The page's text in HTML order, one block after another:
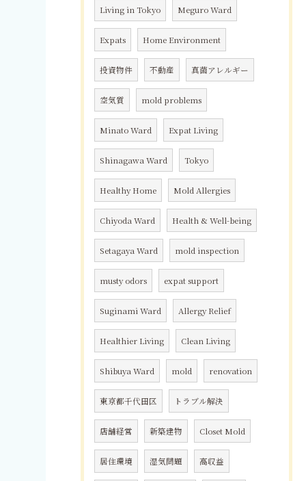
Living in Tokyo Meguro Ward
Expats Home Environment
投資物件 不動産 真菌アレルギー
空気質 mold problems
Minato Ward Expat Living
Shinagawa Ward Tokyo
Healthy Home Mold Allergies
Chiyoda Ward Health & Well-being
Setagaya Ward mold inspection
musty odors expat support
Suginami Ward Allergy Relief
Healthier Living Clean Living
Shibuya Ward mold renovation
東京都千代田区 トラブル解決
店舗経営 新築建物 Closet Mold
居住環境 湿気問題 高収益